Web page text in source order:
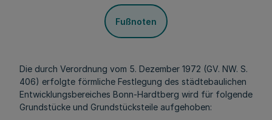
Fußnoten
Die durch Verordnung vom 5. Dezember 1972 (GV. NW. S.
406) erfolgte förmliche Festlegung des städtebaulichen
Entwicklungsbereiches Bonn-Hardtberg wird für folgende
Grundstücke und Grundstücksteile aufgehoben: